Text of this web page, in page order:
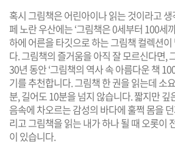
혹시 그림책은 어린아이나 읽는 것이라고
페 노란 우산에는 ‘그림책은 0세부터 100세
하에 어른을 타깃으로 하는 그림책 컬렉션
다. 그림책의 즐거움을 아직 잘 모르신다면,
30년 동안 ‘그림책의 역사 속 아름다운 책
기를 추천합니다. 그림책 한 권을 읽는데 소
분, 길어도 10분을 넘지 않습니다. 짧지만
음속에 차오르는 감성의 바다에 훌쩍 몸을
리고 그림책을 읽는 내가 하나 될 때 오롯이
이 있습니다.